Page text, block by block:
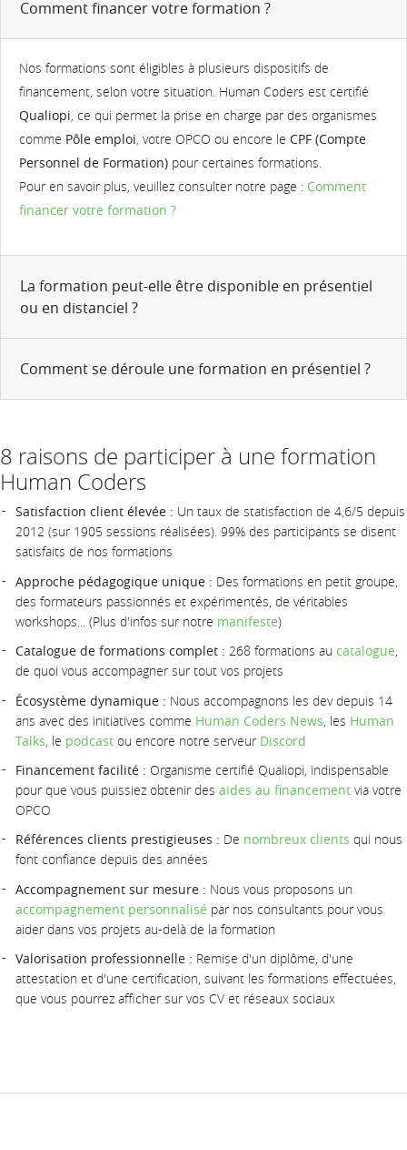
Comment financer votre formation ?
Nos formations sont éligibles à plusieurs dispositifs de
financement, selon votre situation. Human Coders est certifié
Qualiopi, ce qui permet la prise en charge par des organismes
comme Pôle emploi, votre OPCO ou encore le CPF (Compte
Personnel de Formation) pour certaines formations.
Pour en savoir plus, veuillez consulter notre page : Comment
financer votre formation ?
La formation peut-elle être disponible en présentiel
ou en distanciel ?
Comment se déroule une formation en présentiel ?
8 raisons de participer à une formation
Human Coders
Satisfaction client élevée : Un taux de statisfaction de 4,6/5 depuis
2012 (sur 1905 sessions réalisées). 99% des participants se disent
satisfaits de nos formations
Approche pédagogique unique : Des formations en petit groupe,
des formateurs passionnés et expérimentés, de véritables
workshops... (Plus d'infos sur notre manifeste)
Catalogue de formations complet : 268 formations au catalogue,
de quoi vous accompagner sur tout vos projets
Écosystème dynamique : Nous accompagnons les dev depuis 14
ans avec des initiatives comme Human Coders News , les Human
Talks , le podcast ou encore notre serveur Discord
Financement facilité : Organisme certifié Qualiopi, indispensable
pour que vous puissiez obtenir des aides au financement via votre
OPCO
Références clients prestigieuses : De nombreux clients qui nous
font confiance depuis des années
Accompagnement sur mesure : Nous vous proposons un
accompagnement personnalisé par nos consultants pour vous
aider dans vos projets au-delà de la formation
Valorisation professionnelle : Remise d'un diplôme, d'une
attestation et d'une certification, suivant les formations effectuées,
que vous pourrez afficher sur vos CV et réseaux sociaux